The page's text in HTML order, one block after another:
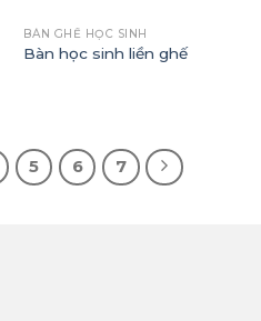
BÀN GHẾ HỌC SINH
Bàn học sinh liền ghế
5 6 7